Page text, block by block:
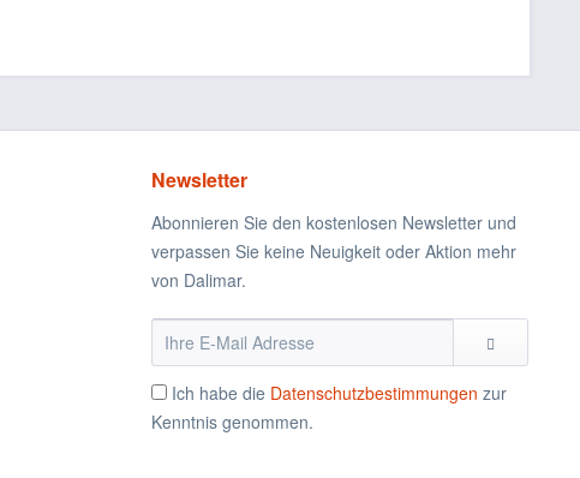
Newsletter
Abonnieren Sie den kostenlosen Newsletter und
verpassen Sie keine Neuigkeit oder Aktion mehr
von Dalimar.
Ich habe die Datenschutzbestimmungen zur
Kenntnis genommen.